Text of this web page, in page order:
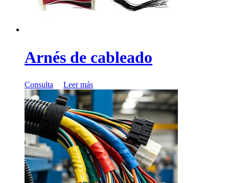
Arnés de cableado
Consulta Leer más